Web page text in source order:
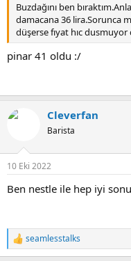
Buzdağını ben
damacana 36 lira.Sorunca
düşerse fıyat hıc dusmuyor
pinar 41 oldu :/
Cleverfan
Barista
10 Eki 2022
Ben nestle ile hep iyi
T
e
seamlesstalks